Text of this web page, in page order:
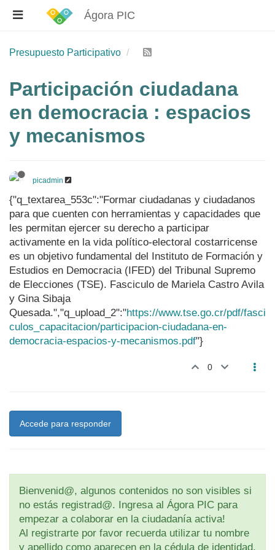
Ágora PIC
Presupuesto Participativo
Participación ciudadana
en democracia : espacios
y mecanismos
picadmin
{"q_textarea_553c":"Formar ciudadanas y ciudadanos
para que cuenten con herramientas y capacidades que
les permitan ejercer su derecho a participar
activamente en la vida político-electoral costarricense
es un objetivo fundamental del Instituto de Formación y
Estudios en Democracia (IFED) del Tribunal Supremo
de Elecciones (TSE). Fasciculo de Mariela Castro Avila
y Gina Sibaja
Quesada.","q_upload_2":"https://www.tse.go.cr/pdf/fasci
culos_capacitacion/participacion-ciudadana-en-
democracia-espacios-y-mecanismos.pdf"}
0
Accede para responder
Bienvenid@, algunos contenidos no son visibles si
no estás registrad@. Ingresa al Ágora PIC para
empezar a colaborar en la ciudadanía activa!
Al registrarte por favor recuerda utilizar tu nombre
y apellido como aparecen en la cédula de identidad.